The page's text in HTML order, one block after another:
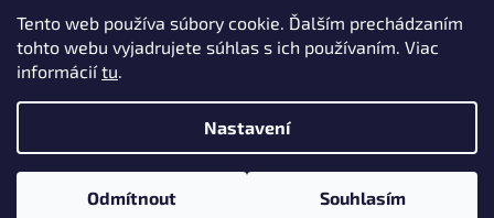
Tento web používa súbory cookie. Ďalším prechádzaním
tohto webu vyjadrujete súhlas s ich používaním. Viac
informáciítu.
Nastavení
Odmítnout Souhlasím
Vytvořil Shoptet
Copyright 2026TOPlast, a.s. . Všechna práva vyhrazena.